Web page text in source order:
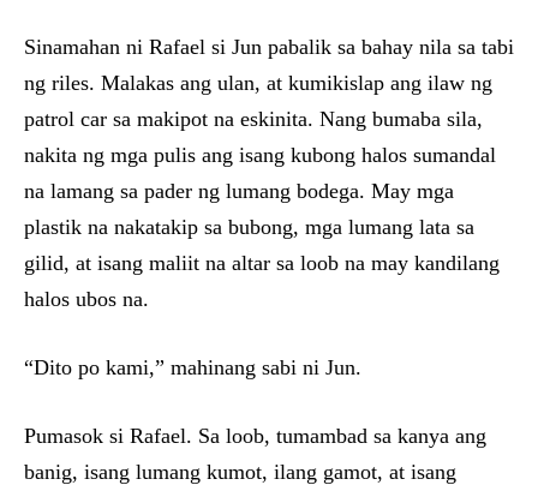
Sinamahan ni Rafael si Jun pabalik sa bahay nila sa tabi
ng riles. Malakas ang ulan, at kumikislap ang ilaw ng
patrol car sa makipot na eskinita. Nang bumaba sila,
nakita ng mga pulis ang isang kubong halos sumandal
na lamang sa pader ng lumang bodega. May mga
plastik na nakatakip sa bubong, mga lumang lata sa
gilid, at isang maliit na altar sa loob na may kandilang
halos ubos na.
“Dito po kami,” mahinang sabi ni Jun.
Pumasok si Rafael. Sa loob, tumambad sa kanya ang
banig, isang lumang kumot, ilang gamot, at isang